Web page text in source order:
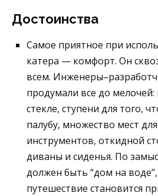
Достоинства
Самое приятное при
катера — комфорт. Он
всем.
продумали все до
стекле, ступени для того,
палубу, множество мест
инструментов, откидной
диваны и сиденья. По
должен быть “дом на
путешествие становится